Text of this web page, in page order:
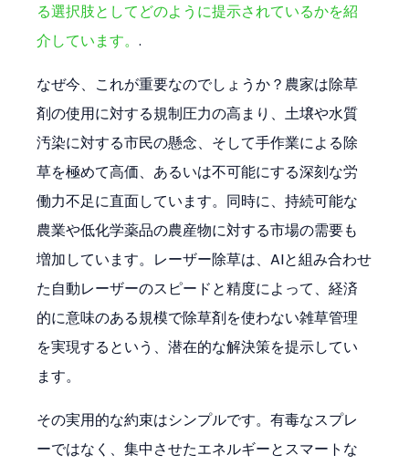
る選択肢としてどのように提示されているかを紹
介しています。.
なぜ今、これが重要なのでしょうか？農家は除草
剤の使用に対する規制圧力の高まり、土壌や水質
汚染に対する市民の懸念、そして手作業による除
草を極めて高価、あるいは不可能にする深刻な労
働力不足に直面しています。同時に、持続可能な
農業や低化学薬品の農産物に対する市場の需要も
増加しています。レーザー除草は、AIと組み合わせ
た自動レーザーのスピードと精度によって、経済
的に意味のある規模で除草剤を使わない雑草管理
を実現するという、潜在的な解決策を提示してい
ます。
その実用的な約束はシンプルです。有毒なスプレ
ーではなく、集中させたエネルギーとスマートな